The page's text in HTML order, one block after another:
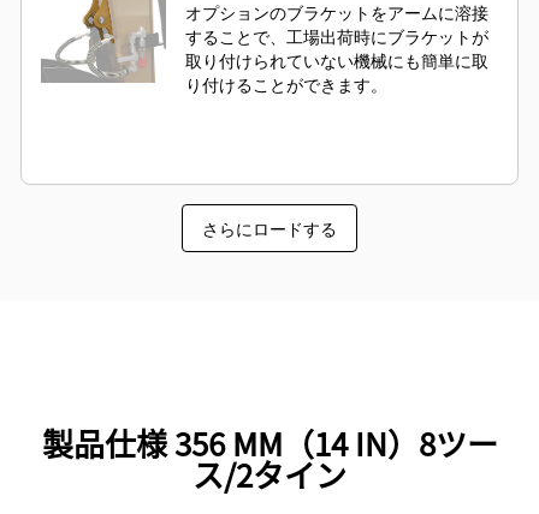
オプションのブラケットをアームに溶接
することで、工場出荷時にブラケットが
取り付けられていない機械にも簡単に取
り付けることができます。
さらにロードする
製品仕様 356 MM（14 IN）8ツー
ス/2タイン